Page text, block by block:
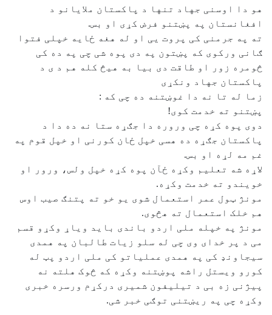
هو دا اوسنی جهاد تنها د پاکستان ملایانو د
افغانستان په پښتنو فرض کړی او بس.
ته په جرمنی کی پروت یی او له هغه ځایه خپلی فتوا
ګانی ورکوی که پښتون په دی پوه شی چی په ده کی
څومره زور او طاقت دی بیا به هیڅ کله هم د ی د
پاکستان جهاد ونکړی
زما له تا نه دا غوښتنه ده چی که :
پښتنو ته خدمت کوی!
دوی پوه کړه چی وروره دا جګړه ستا نه ده دا د
پاکستان جګړه ده هسی خپل ځان کورنی او خپل قوم په
غم مه لړه او بس.
لاړه شه تعلیم وکړه ځآن پوه کړه خپل ولس، ورور او
خویندو ته خدمت وکړه.
مونژ ټول عمر استعمال شوی یو خو ته پتنګ صیب اوس
هم خلک استعمال ته هڅوی.
مونژ په خپله ملی اردو باندی باید ویاړ وکړو قسم
می د پر خدای وی چی له سلو زیات طالبان په همدی
سیجاونډ کی په همدی عملیاتو کی ملی اردو پټ له
کورو ویستل راشه پوښتنه وکړه که څوک هلته نه
پیژنی زه بی د تیلیفون شمیری درکړم ورسره خبری
وکړه چی په ریښتنی توګی خبر شی.